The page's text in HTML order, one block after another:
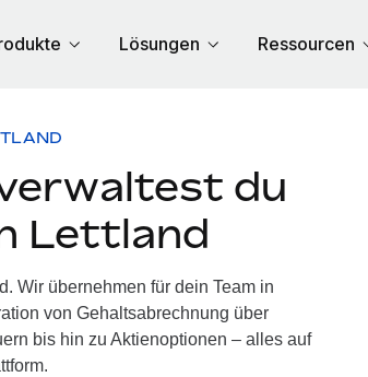
Lösungen Ressourcen
du
Lettland
Wir übernehmen für dein Team in
von Gehaltsabrechnung über
bis hin zu Aktienoptionen – alles auf